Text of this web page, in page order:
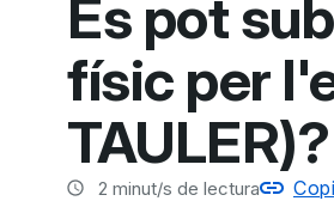
Es pot
físic per
TAULER)?
2 minut/s de lectura